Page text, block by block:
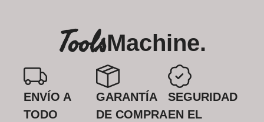
ToolsMachine.
ENVÍO A
TODO
GARANTÍA
DE COMPRA
SEGURIDAD
EN EL